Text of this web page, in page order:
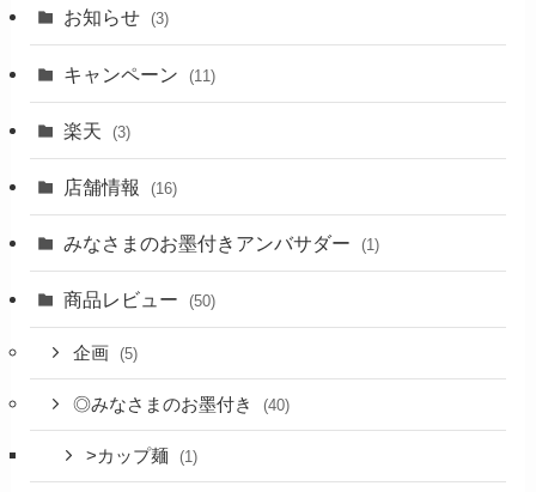
お知らせ (3)
キャンペーン (11)
楽天 (3)
店舗情報 (16)
みなさまのお墨付きアンバサダー (1)
商品レビュー (50)
企画 (5)
◎みなさまのお墨付き (40)
>カップ麺 (1)